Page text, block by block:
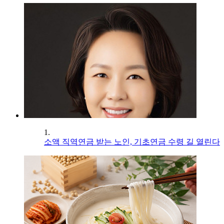
1.
소액 직역연금 받는 노인, 기초연금 수령 길 열린다